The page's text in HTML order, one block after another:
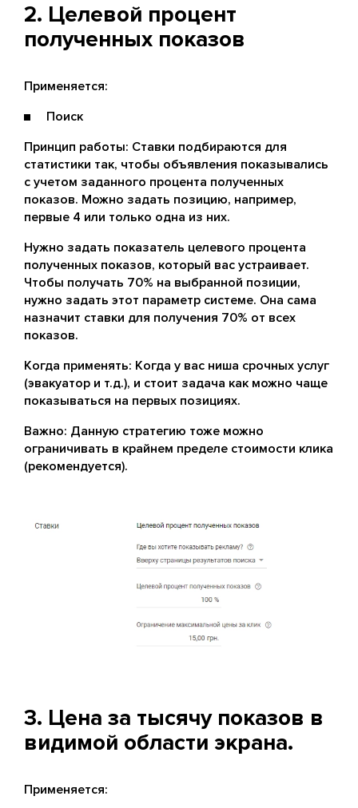
2. Целевой процент
полученных показов
Применяется:
Поиск
Принцип работы: Ставки подбираются для
статистики так, чтобы объявления показывались
с учетом заданного процента полученных
показов. Можно задать позицию, например,
первые 4 или только одна из них.
Нужно задать показатель целевого процента
полученных показов, который вас устраивает.
Чтобы получать 70% на выбранной позиции,
нужно задать этот параметр системе. Она сама
назначит ставки для получения 70% от всех
показов.
Когда применять: Когда у вас ниша срочных услуг
(эвакуатор и т.д.), и стоит задача как можно чаще
показываться на первых позициях.
Важно: Данную стратегию тоже можно
ограничивать в крайнем пределе стоимости клика
(рекомендуется).
3. Цена за тысячу показов в
видимой области экрана.
Применяется: